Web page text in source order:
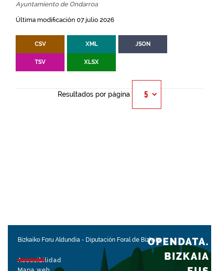
Ayuntamiento de Ondarroa
Última modificación 07 julio 2026
CSV XML JSON
TSV XLSX
Resultados por página
Bizkaiko Foru Aldundia - Diputación Foral de Bizkaia
Accesibilidad
OPENDATA.
BIZKAIA